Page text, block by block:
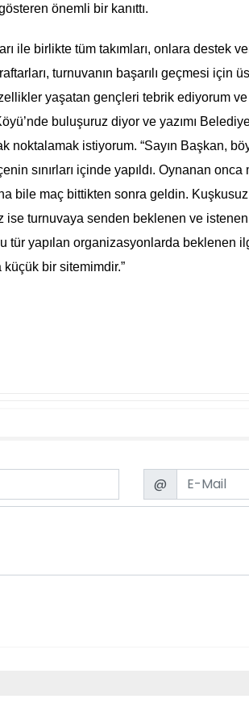
önemli bir kanıttı.
ile birlikte tüm takımları, onlara destek
turnuvanın başarılı geçmesi için
yaşatan gençleri tebrik ediyorum
buluşuruz diyor ve yazımı
noktalamak istiyorum. “Sayın Başkan,
sınırları içinde yapıldı. Oynanan
bile maç bittikten sonra geldin.
ise turnuvaya senden beklenen ve
tür yapılan organizasyonlarda beklenen
bir sitemimdir.”
Email
@